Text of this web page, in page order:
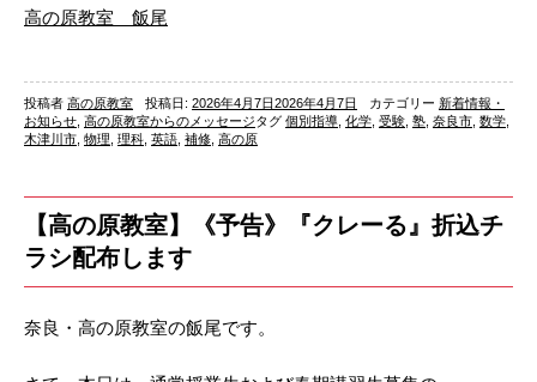
高の原教室 飯尾
投稿者 高の原教室 投稿日: 2026年4月7日2026年4月7日 カテゴリー 新着情報・
お知らせ 高の原教室からのメッセージタグ 個別指導 化学 受験 塾 奈良市 数学
木津川市 物理 理科 英語 補修 高の原
【高の原教室】《予告》『クレーる』折込チ
ラシ配布します
奈良・高の原教室の飯尾です。